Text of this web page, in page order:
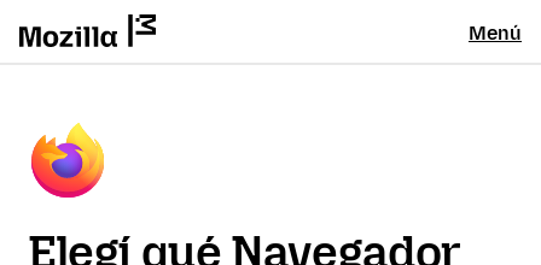
Menú
Elegí qué Navegador